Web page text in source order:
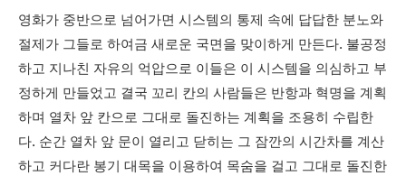
영화가 중반으로 넘어가면 시스템의 통제 속에 답답한 분노와
절제가 그들로 하여금 새로운 국면을 맞이하게 만든다. 불공정
하고 지나친 자유의 억압으로 이들은 이 시스템을 의심하고 부
정하게 만들었고 결국 꼬리 칸의 사람들은 반항과 혁명을 계획
하며 열차 앞 칸으로 그대로 돌진하는 계획을 조용히 수립한
다. 순간 열차 앞 문이 열리고 닫히는 그 잠깐의 시간차를 계산
하고 커다란 봉기 대목을 이용하여 목숨을 걸고 그대로 돌진한